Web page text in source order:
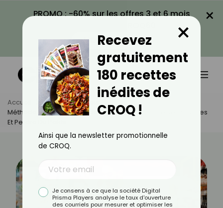
PROMO : -60% sur les offres 3 et 6 mois
VOIR LA PROMO
×
Accueil Actus
Minceur
Méthode 5-4-3-2-1 : L’astuce Infaillible Pour Faire Ses Courses
Et Perdre Du Poids
Recevez
gratuitement
180 recettes
inédites de
CROQ !
×
Ainsi que la newsletter promotionnelle
de CROQ.
Je consens à ce que la société Digital
Prisma Players analyse le taux d'ouverture
des courriels pour mesurer et optimiser les